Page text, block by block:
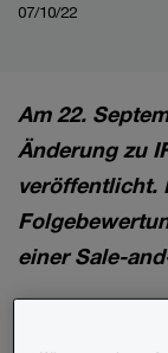
07/10/22
Am 22.
Änderung zu
veröffentlicht.
einer Sale-